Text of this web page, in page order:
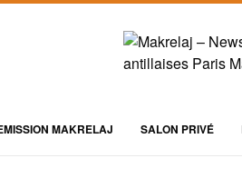
MAKRELAJ SALON PRIVÉ